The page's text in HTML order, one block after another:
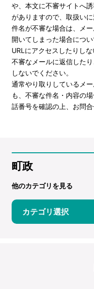
や、本文に不審サイトへ
がありますので、取扱いに
件名が不審な場合は、メ
開いてしまった場合につ
URLにアクセスしたりしな
不審なメールに返信した
しないでください。
通常やり取りしているメ
も、不審な件名・内容の
話番号を確認の上、お問合
町政
他のカテゴリを見る
カテゴリ選択